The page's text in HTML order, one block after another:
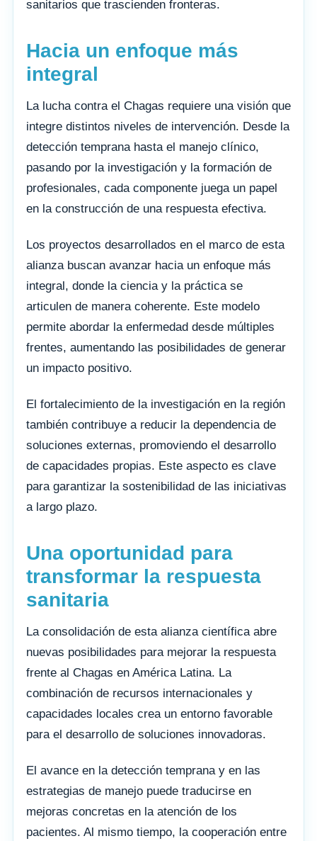
sanitarios que trascienden fronteras.
Hacia un enfoque más
integral
La lucha contra el Chagas requiere una visión que
integre distintos niveles de intervención. Desde la
detección temprana hasta el manejo clínico,
pasando por la investigación y la formación de
profesionales, cada componente juega un papel
en la construcción de una respuesta efectiva.
Los proyectos desarrollados en el marco de esta
alianza buscan avanzar hacia un enfoque más
integral, donde la ciencia y la práctica se
articulen de manera coherente. Este modelo
permite abordar la enfermedad desde múltiples
frentes, aumentando las posibilidades de generar
un impacto positivo.
El fortalecimiento de la investigación en la región
también contribuye a reducir la dependencia de
soluciones externas, promoviendo el desarrollo
de capacidades propias. Este aspecto es clave
para garantizar la sostenibilidad de las iniciativas
a largo plazo.
Una oportunidad para
transformar la respuesta
sanitaria
La consolidación de esta alianza científica abre
nuevas posibilidades para mejorar la respuesta
frente al Chagas en América Latina. La
combinación de recursos internacionales y
capacidades locales crea un entorno favorable
para el desarrollo de soluciones innovadoras.
El avance en la detección temprana y en las
estrategias de manejo puede traducirse en
mejoras concretas en la atención de los
pacientes. Al mismo tiempo, la cooperación entre